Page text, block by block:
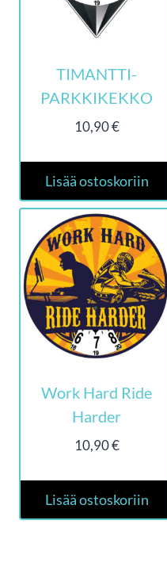
TIMANTTI-
PARKKIKEKKO
10,90€
Lisää ostoskoriin
Work Hard Ride
Harder
10,90€
Lisää ostoskoriin